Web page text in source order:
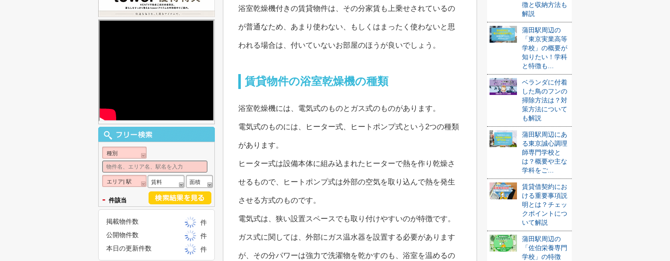
浴室乾燥機付きの賃貸物件は、その分家賃も上乗せされているの
が普通なため、あまり使わない、もしくはまったく使わないと思
われる場合は、付いていないお部屋のほうが良いでしょう。
賃貸物件の浴室乾燥機の種類
浴室乾燥機には、電気式のものとガス式のものがあります。
電気式のものには、ヒーター式、ヒートポンプ式という2つの種類
があります。
ヒーター式は設備本体に組み込まれたヒーターで熱を作り乾燥さ
せるもので、ヒートポンプ式は外部の空気を取り込んで熱を発生
させる方式のものです。
電気式は、狭い設置スペースでも取り付けやすいのが特徴です。
ガス式に関しては、外部にガス温水器を設置する必要があります
が、その分パワーは強力で洗濯物を乾かすのも、浴室を温めるの
徴と収納方法も
解説
蒲田駅周辺の
「東京実業高等
学校」の概要が
知りたい！学科
と特徴も...
ベランダに付着
した鳥のフンの
掃除方法は？対
策方法について
も解説
蒲田駅周辺にあ
る東京誠心調理
師専門学校と
は？概要や主な
学科をご...
賃貸借契約にお
ける重要事項説
明とは？チェッ
クポイントにつ
いて解説
蒲田駅周辺の
「佐伯栄養専門
学校」の特徴
種別
エリア| 駅 賃料 面積
- 件該当
掲載物件数
件
公開物件数
件
本日の更新件数
件